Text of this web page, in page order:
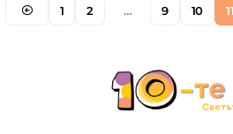
1 2 … 9 10 11